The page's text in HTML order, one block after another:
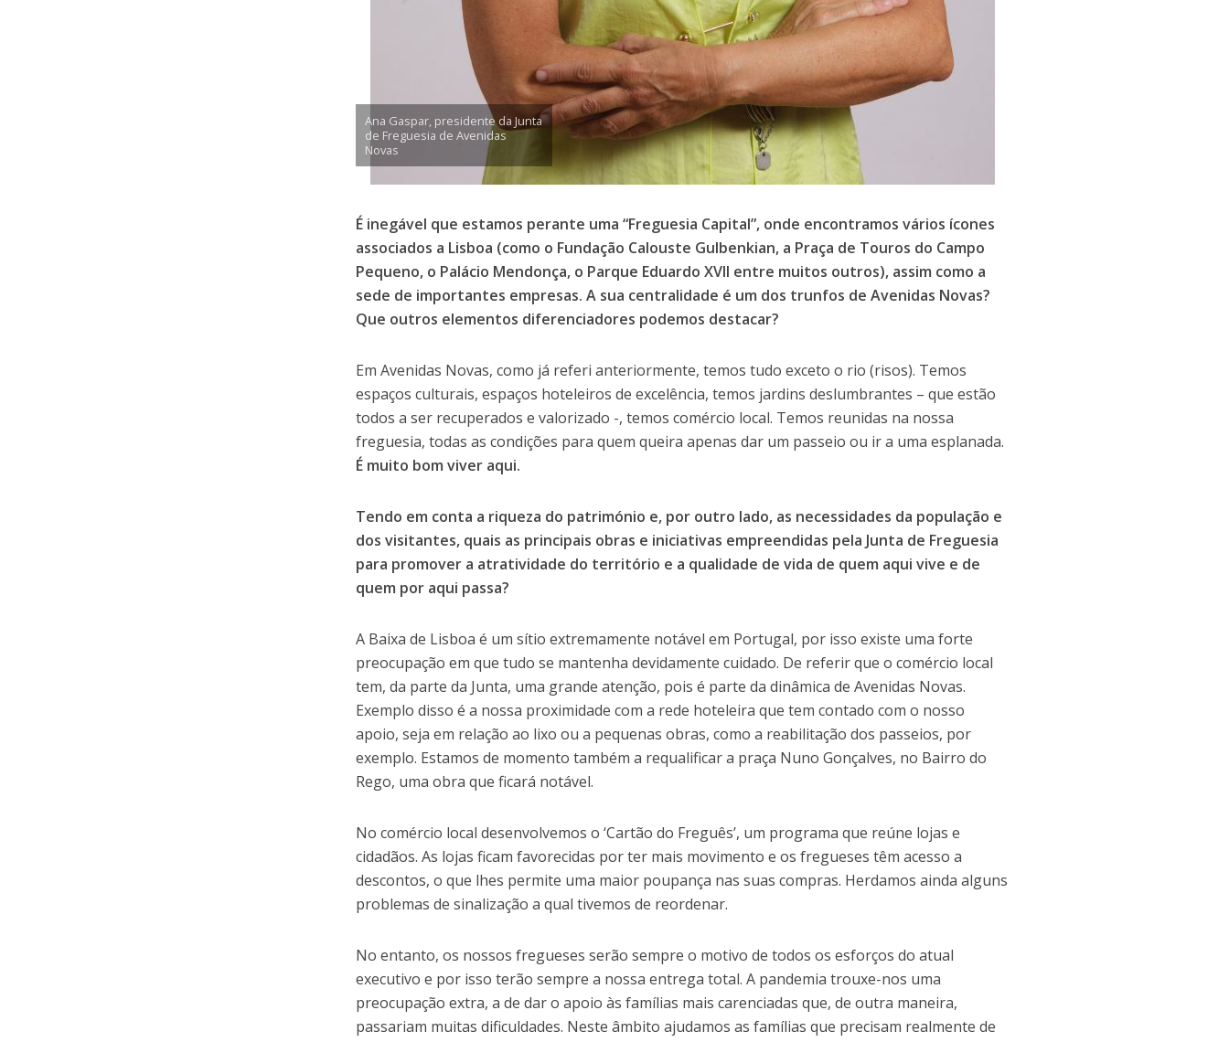
Ana Gaspar, presidente da Junta
de Freguesia de Avenidas
Novas
É inegável que estamos perante uma “Freguesia Capital”, onde encontramos vários ícones
associados a Lisboa (como o Fundação Calouste Gulbenkian, a Praça de Touros do Campo
Pequeno, o Palácio Mendonça, o Parque Eduardo XVII entre muitos outros), assim como a
sede de importantes empresas. A sua centralidade é um dos trunfos de Avenidas Novas?
Que outros elementos diferenciadores podemos destacar?
Em Avenidas Novas, como já referi anteriormente, temos tudo exceto o rio (risos). Temos
espaços culturais, espaços hoteleiros de excelência, temos jardins deslumbrantes – que estão
todos a ser recuperados e valorizado -, temos comércio local. Temos reunidas na nossa
freguesia, todas as condições para quem queira apenas dar um passeio ou ir a uma esplanada.
É muito bom viver aqui.
Tendo em conta a riqueza do património e, por outro lado, as necessidades da população e
dos visitantes, quais as principais obras e iniciativas empreendidas pela Junta de Freguesia
para promover a atratividade do território e a qualidade de vida de quem aqui vive e de
quem por aqui passa?
A Baixa de Lisboa é um sítio extremamente notável em Portugal, por isso existe uma forte
preocupação em que tudo se mantenha devidamente cuidado. De referir que o comércio local
tem, da parte da Junta, uma grande atenção, pois é parte da dinâmica de Avenidas Novas.
Exemplo disso é a nossa proximidade com a rede hoteleira que tem contado com o nosso
apoio, seja em relação ao lixo ou a pequenas obras, como a reabilitação dos passeios, por
exemplo. Estamos de momento também a requalificar a praça Nuno Gonçalves, no Bairro do
Rego, uma obra que ficará notável.
No comércio local desenvolvemos o ‘Cartão do Freguês’, um programa que reúne lojas e
cidadãos. As lojas ficam favorecidas por ter mais movimento e os fregueses têm acesso a
descontos, o que lhes permite uma maior poupança nas suas compras. Herdamos ainda alguns
problemas de sinalização a qual tivemos de reordenar.
No entanto, os nossos fregueses serão sempre o motivo de todos os esforços do atual
executivo e por isso terão sempre a nossa entrega total. A pandemia trouxe-nos uma
preocupação extra, a de dar o apoio às famílias mais carenciadas que, de outra maneira,
passariam muitas dificuldades. Neste âmbito ajudamos as famílias que precisam realmente de